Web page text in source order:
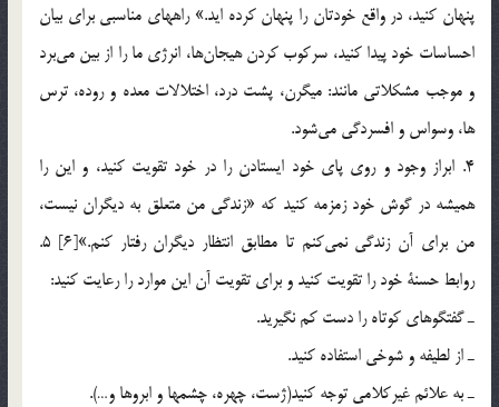
پنهان كنيد، در واقع خودتان را پنهان كرده ايد.» راههاي مناسبي براي بيان
احساسات خود پيدا كنيد، سركوب كردن هيجان‌ها، انرژي ما را از بين مي‌برد
و موجب مشكلاتي مانند: ميگرن، پشت درد، اختلالات معده و روده، ترس
ها، وسواس و افسردگي مي‌شود.
4. ابراز وجود و روي پاي خود ايستادن را در خود تقويت كنيد، و اين را
هميشه در گوش خود زمزمه كنيد كه «زندگي من متعلق به ديگران نيست،
من براي آن زندگي نمي‌كنم تا مطابق انتظار ديگران رفتار كنم.»[6] 5.
روابط حسنة خود را تقويت كنيد و براي تقويت آن اين موارد را رعايت كنيد:
ـ گفتگوهاي كوتاه را دست كم نگيريد.
ـ از لطيفه و شوخي استفاده كنيد.
ـ به علائم غيركلامي توجه كنيد(ژست، چهره، چشمها و ابروها و…).